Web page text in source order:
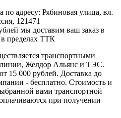
по адресу: Рябиновая улица, вл.
121471
мы доставим ваш заказ в
пределах ТТК
транспортными
Желдор Альянс и ТЭС.
15 000 рублей. Доставка до
- бесплатно. Стоимость и
вами транспортной
при получении